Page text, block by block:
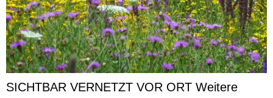
SICHTBAR VERNETZT VOR ORT Weitere